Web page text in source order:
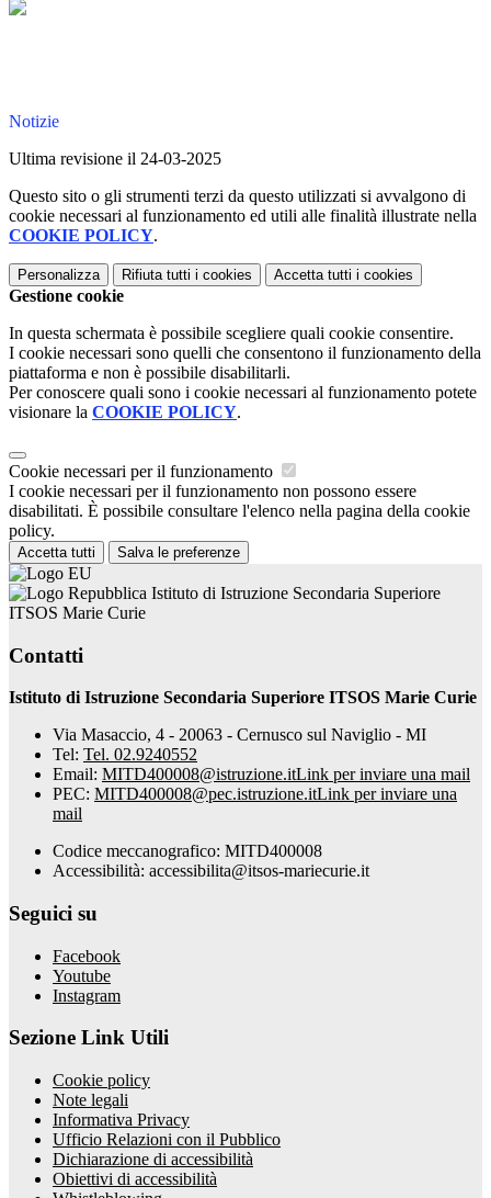
Notizie
Ultima revisione il 24-03-2025
Questo sito o gli strumenti terzi da questo utilizzati si avvalgono di
cookie necessari al funzionamento ed utili alle finalità illustrate nella
COOKIE POLICY.
Personalizza Rifiuta tutti i cookies Accetta tutti i cookies
Gestione cookie
In questa schermata è possibile scegliere quali cookie consentire.
I cookie necessari sono quelli che consentono il funzionamento della
piattaforma e non è possibile disabilitarli.
Per conoscere quali sono i cookie necessari al funzionamento potete
visionare la COOKIE POLICY.
Cookie necessari per il funzionamento
I cookie necessari per il funzionamento non possono essere
disabilitati. È possibile consultare l'elenco nella pagina della cookie
policy.
Accetta tutti Salva le preferenze
Istituto di Istruzione Secondaria Superiore
ITSOS Marie Curie
Contatti
Istituto di Istruzione Secondaria Superiore ITSOS Marie Curie
Via Masaccio, 4 - 20063 - Cernusco sul Naviglio - MI
Tel: Tel. 02.9240552
Email: MITD400008@istruzione.itLink per inviare una mail
PEC: MITD400008@pec.istruzione.itLink per inviare una
mail
Codice meccanografico: MITD400008
Accessibilità: accessibilita@itsos-mariecurie.it
Seguici su
Facebook
Youtube
Instagram
Sezione Link Utili
Cookie policy
Note legali
Informativa Privacy
Ufficio Relazioni con il Pubblico
Dichiarazione di accessibilità
Obiettivi di accessibilità